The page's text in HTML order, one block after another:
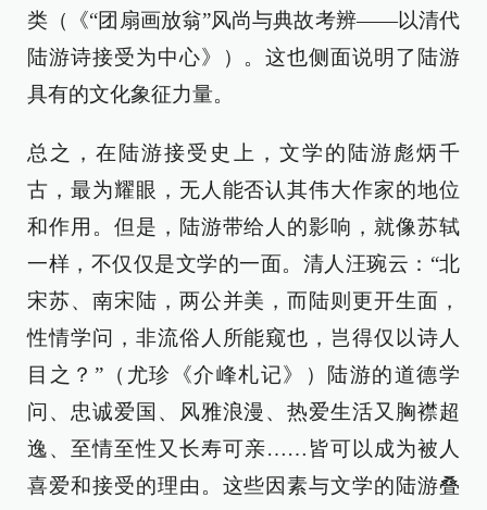
类（《“团扇画放翁”风尚与典故考辨——以清代
陆游诗接受为中心》）。这也侧面说明了陆游
具有的文化象征力量。
总之，在陆游接受史上，文学的陆游彪炳千
古，最为耀眼，无人能否认其伟大作家的地位
和作用。但是，陆游带给人的影响，就像苏轼
一样，不仅仅是文学的一面。清人汪琬云：“北
宋苏、南宋陆，两公并美，而陆则更开生面，
性情学问，非流俗人所能窥也，岂得仅以诗人
目之？”（尤珍《介峰札记》）陆游的道德学
问、忠诚爱国、风雅浪漫、热爱生活又胸襟超
逸、至情至性又长寿可亲……皆可以成为被人
喜爱和接受的理由。这些因素与文学的陆游叠